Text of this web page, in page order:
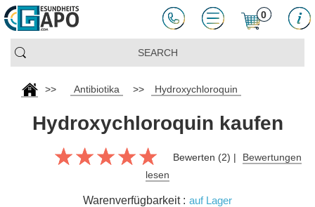
0
>> Antibiotika >> Hydroxychloroquin
Hydroxychloroquin kaufen
Bewerten (2) |
Bewertungen
lesen
Warenverfügbarkeit : auf Lager